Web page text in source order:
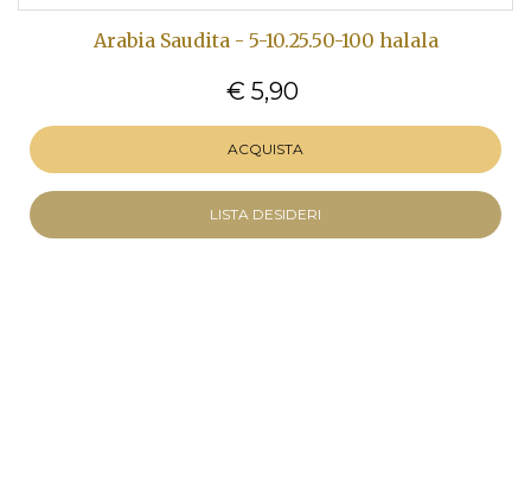
Arabia Saudita - 5-10.25.50-100 halala
€ 5,90
ACQUISTA
LISTA DESIDERI